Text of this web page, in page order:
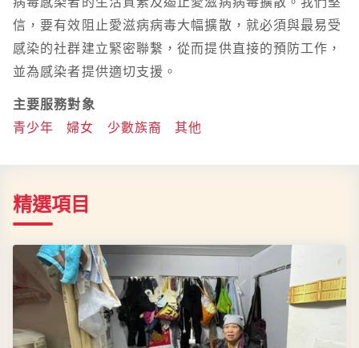
信，要有效阻止愛滋病病毒大幅擴散，就必須與最易受
感染的社群建立緊密聯繫，從而提供直接的預防工作，
並為感染者提供適切支援。
主要服務對象
青少年
婦女 少數族裔 其他
精選項目